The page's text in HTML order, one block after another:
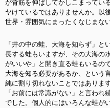
が背筋を伸ばしてかしこまってい
ヤけているではありませんか。以
世界・雰囲気にまったくなじまな
「井の中の蛙、大海を知らず」
長する蛙もいますが、その大海の
がいいや」と開き直る蛙もいるの
大海を知る必要があるか、という
純に割り切れないことではありま
「お前には常識がない」と言わ
でした。個人的にはいろんな蛙が